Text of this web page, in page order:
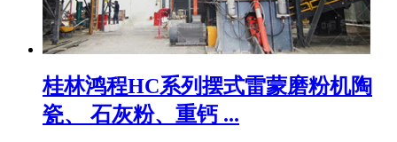
桂林鸿程HC系列摆式雷蒙磨粉机陶
瓷、 石灰粉、重钙 ...